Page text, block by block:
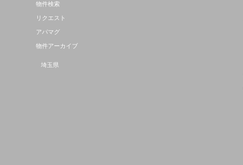
物件検索
リクエスト
アパマグ
物件アーカイブ
埼玉県